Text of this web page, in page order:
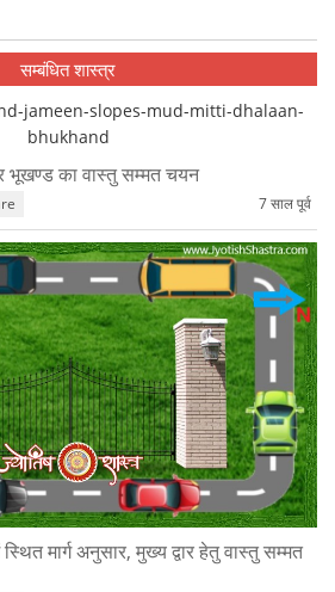
सम्बंधित शास्त्र
भूखण्ड का वास्तु सम्मत चयन
7 साल पूर्व
मार्ग अनुसार, मुख्य द्वार हेतु वास्तु सम्मत